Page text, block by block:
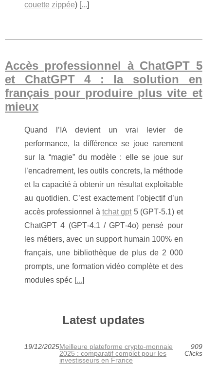
couette zippée) [...]
Accès professionnel à ChatGPT 5
et ChatGPT 4 : la solution en
français pour produire plus vite et
mieux
Quand l’IA devient un vrai levier de
performance, la différence se joue rarement
sur la “magie” du modèle : elle se joue sur
l’encadrement, les outils concrets, la méthode
et la capacité à obtenir un résultat exploitable
au quotidien. C’est exactement l’objectif d’un
accès professionnel àtchat gpt 5 (GPT‑5.1) et
ChatGPT 4 (GPT‑4.1 / GPT‑4o) pensé pour
les métiers, avec un support humain 100% en
français, une bibliothèque de plus de 2 000
prompts, une formation vidéo complète et des
modules spéc [...]
Latest updates
19/12/2025Meilleure plateforme crypto-monnaie
2025 : comparatif complet pour les
investisseurs en France
909
Clicks